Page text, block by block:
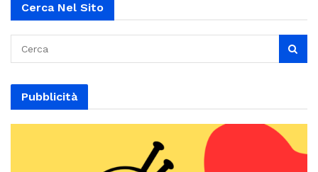
Cerca Nel Sito
Pubblicità